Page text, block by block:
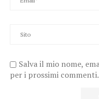
Salva il mio nome,
per i prossimi commenti.